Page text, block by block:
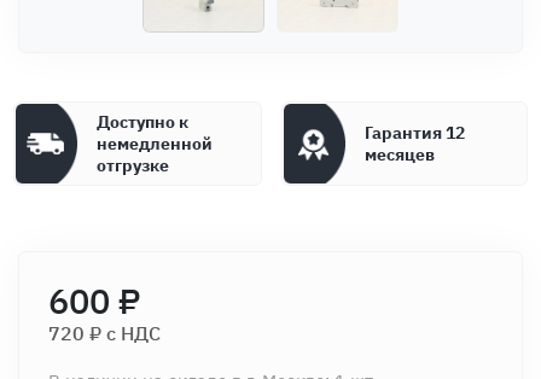
Доступно к
немедленной
отгрузке
Гарантия 12
месяцев
600 ₽
720 ₽ c НДС